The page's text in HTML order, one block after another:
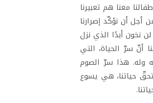
معنا هم تعبيرنا
أجل أن نؤكّد إصرارنا
نخون أبدًا الذي نزل
أنّ سرّ الحياة، التي
وله. هذا سرّ الصوم
حياتنا، هي يسوع